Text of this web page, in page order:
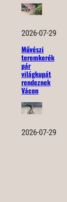
2026-07-29
Művészi
teremkerék
pár
világkupát
rendeznek
Vácon
2026-07-29